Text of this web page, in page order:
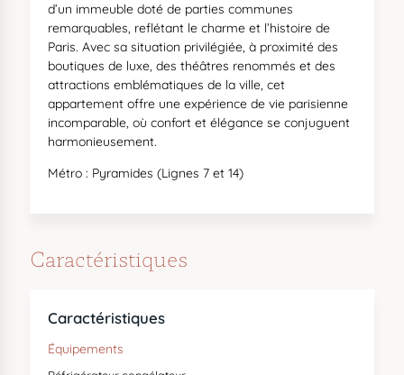
d’un immeuble doté de parties communes
remarquables, reflétant le charme et l’histoire de
Paris. Avec sa situation privilégiée, à proximité des
boutiques de luxe, des théâtres renommés et des
attractions emblématiques de la ville, cet
appartement offre une expérience de vie parisienne
incomparable, où confort et élégance se conjuguent
harmonieusement.
Métro : Pyramides (Lignes 7 et 14)
Caractéristiques
Caractéristiques
Équipements